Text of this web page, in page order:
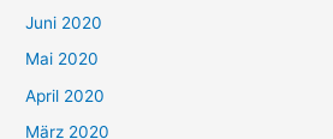
Juni 2020
Mai 2020
April 2020
März 2020